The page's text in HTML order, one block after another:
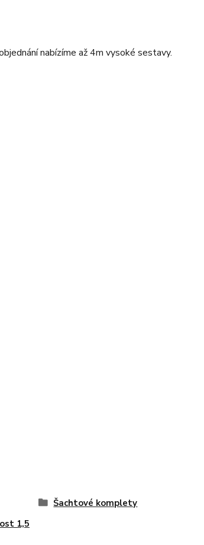
nabízíme až 4m vysoké sestavy.
Šachtové komplety
1,5